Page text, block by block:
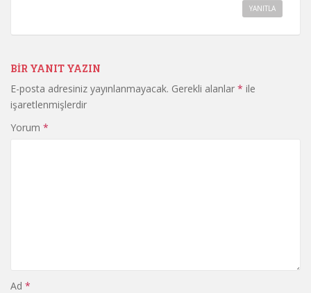
YANITLA
BIR YANIT YAZIN
E-posta adresiniz yayınlanmayacak. Gerekli alanlar * ile
işaretlenmişlerdir
Yorum *
Ad *